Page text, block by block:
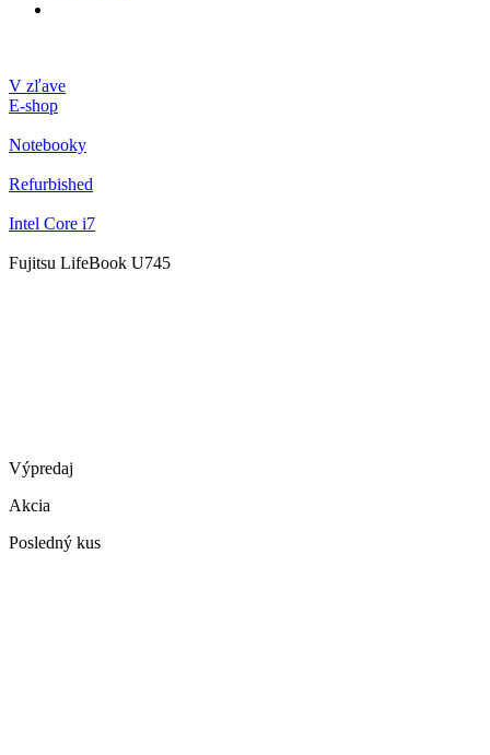
V zľave
E-shop
Notebooky
Refurbished
Intel Core i7
Fujitsu LifeBook U745
Výpredaj
Akcia
Posledný kus